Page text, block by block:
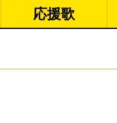
応援歌